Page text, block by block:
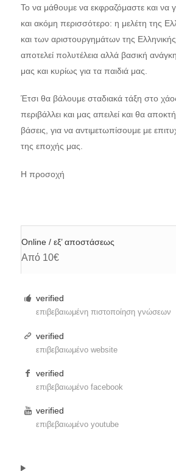
Το να μάθουμε να εκφραζόμαστε και
και ακόμη περισσότερο: η μελέτη της
και των αριστουργημάτων της
αποτελεί πολυτέλεια αλλά βασική
μας και κυρίως για τα παιδιά μας.
Έτσι θα βάλουμε σταδιακά τάξη στο
περιβάλλει και μας απειλεί και θα
βάσεις, για να αντιμετωπίσουμε με
της εποχής μας.
Η προσοχή
Online / εξ’ αποστάσεως
Από 10€
verified
επιβεβαιωμένη πιστοποίηση γνώσεων
verified
επιβεβαιωμένο website
verified
επιβεβαιωμένο facebook
verified
επιβεβαιωμένο youtube